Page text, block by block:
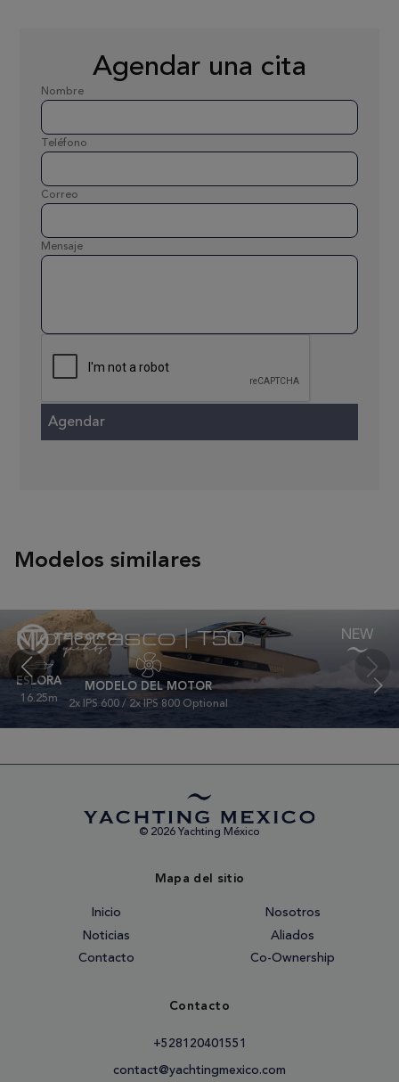
Agendar una cita
Nombre
Teléfono
Correo
Mensaje
Modelos similares
Monocasco | T50
ESLORA
16.25m
MODELO DEL MOTOR
2x IPS 600 / 2x IPS 800 Optional
© 2026 Yachting México
Mapa del sitio
Inicio
Nosotros
Noticias
Aliados
Contacto
Co-Ownership
Contacto
+528120401551
contact@yachtingmexico.com